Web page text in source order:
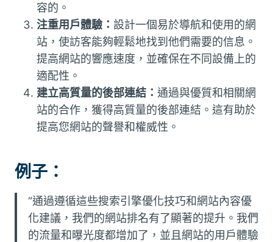
容的。
注重用戶體驗： 設計一個易於導航和使用的網
站，使訪客能夠輕鬆地找到他們需要的信息。
提高網站的響應速度，並確保在不同設備上的
適配性。
建立高質量的後部連結： 通過與優質和相關網
站的合作，獲得高質量的後部連結。這有助於
提高您網站的聲譽和權威性。
例子：
“通過遵循這些搜索引擎優化技巧和網站內容優
化建議，我們的網站排名有了顯著的提升。我們
的流量和曝光度都增加了，並且網站的用戶體驗